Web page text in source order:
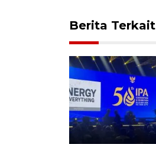
Berita Terkait